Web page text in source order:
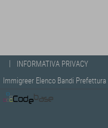
|
INFORMATIVA PRIVACY
Immigreer Elenco Bandi Prefettura